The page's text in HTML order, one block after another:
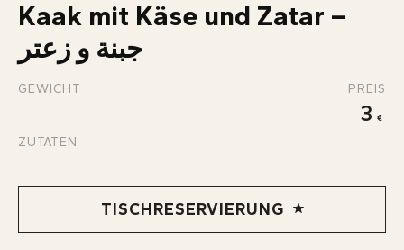
ÜBER UNS
INFOS
Kaak mit Käse und Zatar –
جبنة و زعتر
GEWICHT PREIS
3
ZUTATEN
TISCHRESERVIERUNG